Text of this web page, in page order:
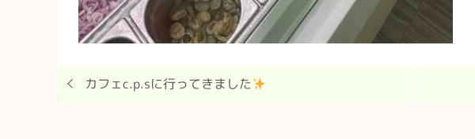
カフェc.p.sに行ってきました